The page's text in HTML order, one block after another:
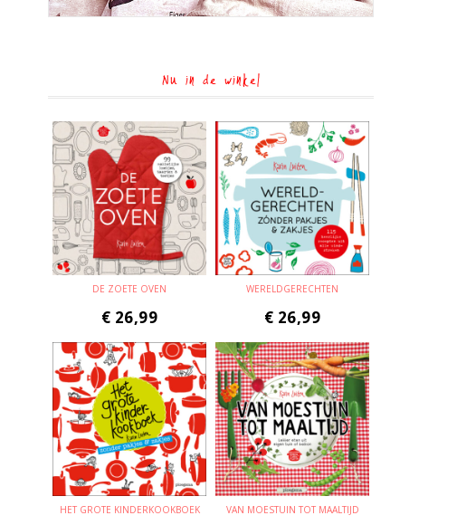
Nu in de winkel
DE ZOETE OVEN
€ 26,99
WERELDGERECHTEN
€ 26,99
HET GROTE KINDERKOOKBOEK VAN MOESTUIN TOT MAALTIJD